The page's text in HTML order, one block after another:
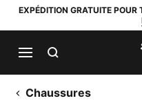
EXPÉDITION GRATUITE
Chaussures